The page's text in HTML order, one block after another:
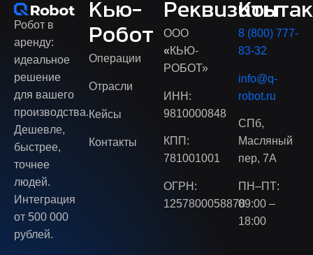
Робот в
аренду:
идеальное
решение
для вашего
производства.
Дешевле,
быстрее,
точнее
людей.
Интеграция
от 500 000
рублей.
Кью-
Робот
Операции
Отрасли
Кейсы
Контакты
Реквизиты
ООО
«КЬЮ-
РОБОТ»
ИНН:
9810000848
КПП:
781001001
ОГРН:
1257800058878
8 (800) 777-
83-32
info@q-
robot.ru
СПб,
Масляный
пер, 7А
ПН–ПТ:
09:00 –
18:00